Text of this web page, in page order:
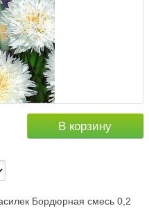
В корзину
Бордюрная смесь 0,2